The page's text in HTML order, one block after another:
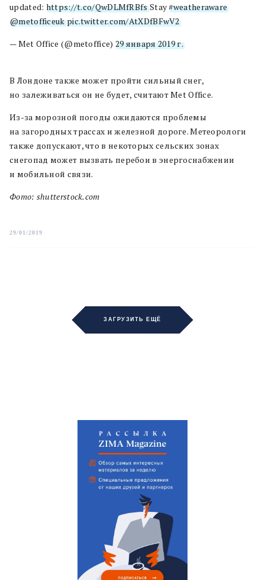
updated: https://t.co/QwDLMfRBfsStay#weatheraware
@metofficeuk pic.twitter.com/AtXDfBFwV2
— Met Office (@metoffice) 29 января 2019 г.
В Лондоне также может пройти сильный снег,
но залеживаться он не будет, считают Met Office.
Из-за морозной погоды ожидаются проблемы
на загородных трассах и железной дороге. Метеорологи
также допускают, что в некоторых сельских зонах
снегопад может вызвать перебои в энергоснабжении
и мобильной связи.
Фото: shutterstock.com
29/01/2019
ЗАГРУЗИТЬ ЕЩЁ